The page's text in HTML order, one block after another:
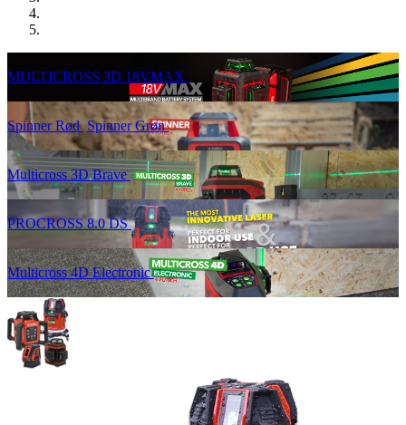
MULTICROSS 3D 18VMAX
Spinner Rød Spinner Grøn
Multicross 3D Brave
PROCROSS 8.0 DS
Multicross 4D Electronic